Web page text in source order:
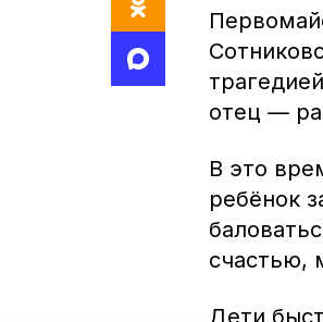
отец —
В это
ребёнок
счастью,
Дети